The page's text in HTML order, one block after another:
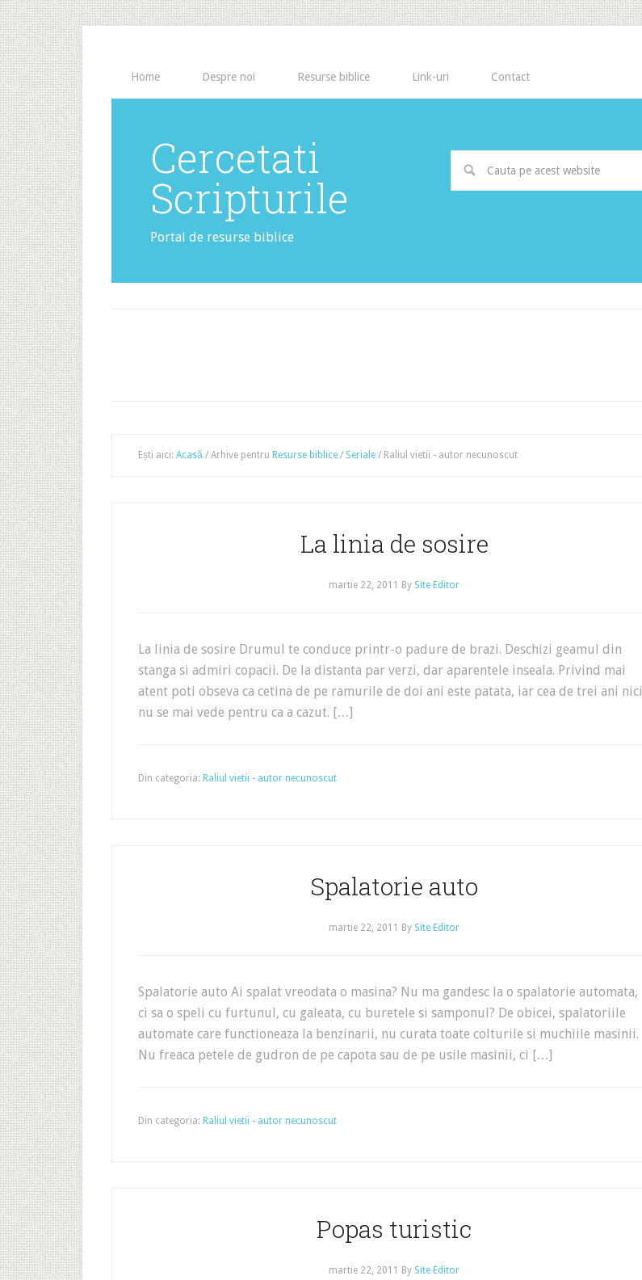
Home Despre noi Resurse biblice Link-uri Contact
Cercetati
Scripturile
Portal de resurse biblice
Ești aici: Acasă / Arhive pentru Resurse biblice / Seriale / Raliul vietii - autor necunoscut
La linia de sosire
martie 22, 2011 By Site Editor
La linia de sosire Drumul te conduce printr-o padure de brazi. Deschizi geamul din
stanga si admiri copacii. De la distanta par verzi, dar aparentele inseala. Privind mai
atent poti obseva ca cetina de pe ramurile de doi ani este patata, iar cea de trei ani nici
nu se mai vede pentru ca a cazut. […]
Din categoria: Raliul vietii - autor necunoscut
Spalatorie auto
martie 22, 2011 By Site Editor
Spalatorie auto Ai spalat vreodata o masina? Nu ma gandesc la o spalatorie automata,
ci sa o speli cu furtunul, cu galeata, cu buretele si samponul? De obicei, spalatoriile
automate care functioneaza la benzinarii, nu curata toate colturile si muchiile masinii.
Nu freaca petele de gudron de pe capota sau de pe usile masinii, ci […]
Din categoria: Raliul vietii - autor necunoscut
Popas turistic
martie 22, 2011 By Site Editor